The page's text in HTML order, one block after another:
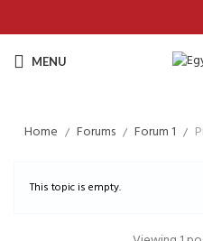
MENU
Home Forums Forum 1
This topic is empty.